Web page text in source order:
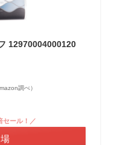
12970004000120
調べ）
セール！／